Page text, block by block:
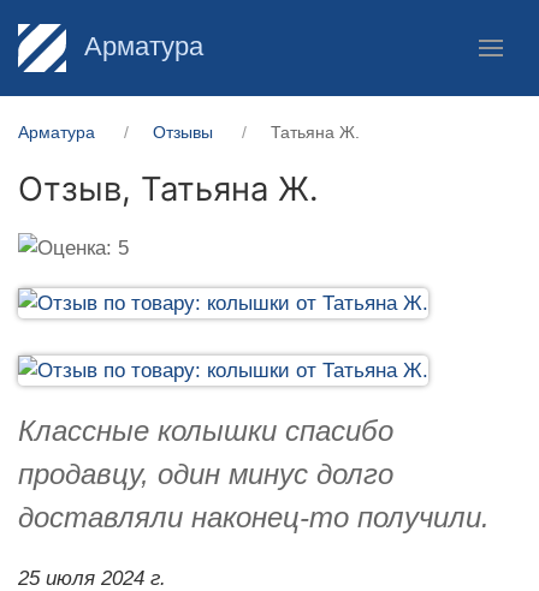
Арматура
Арматура Отзывы Татьяна Ж.
Отзыв, Татьяна Ж.
Классные колышки спасибо
продавцу, один минус долго
доставляли наконец-то получили.
25 июля 2024 г.